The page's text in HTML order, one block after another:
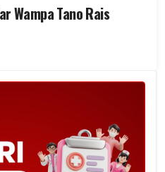
Wampa Tano Rais